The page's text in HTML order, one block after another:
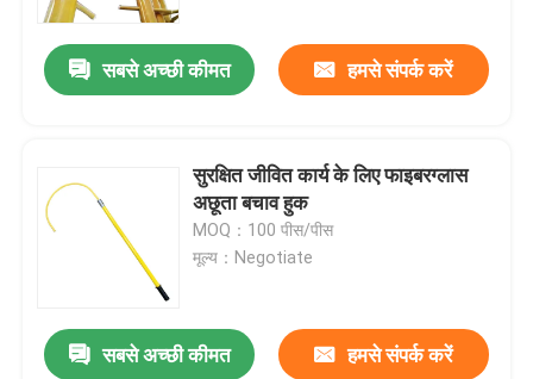
हमसे संपर्क करें
समाचार
एक उद्धरण का अनुरोध करें
रेलवे इन्सुलेटर
सबसे अच्छी कीमत हमसे संपर्क करें
सुरक्षित जीवित कार्य के लिए फाइबरग्लास
अछूता बचाव हुक
MOQ：100 पीस/पीस
मूल्य：Negotiate
सबसे अच्छी कीमत हमसे संपर्क करें